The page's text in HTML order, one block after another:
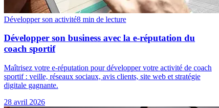
Développer son activité8 min de lecture
Développer son business avec la e-réputation du
coach sportif
Maîtrisez votre e-réputation pour développer votre activité de coach
sportif : veille, réseaux sociaux, avis clients, site web et stratégie
digitale gagnante.
28 avril 2026